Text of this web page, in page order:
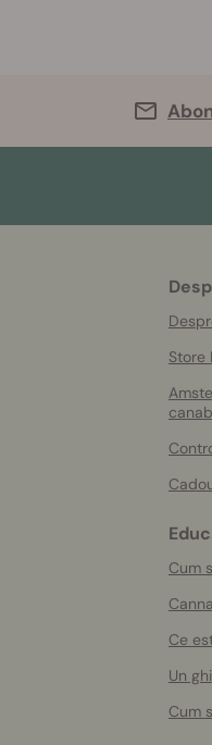
Store
Cum
Ce
Un
Cum